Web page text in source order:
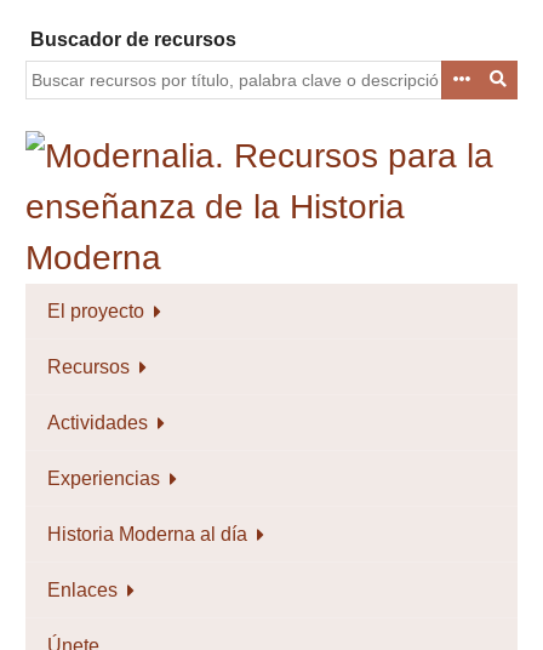
contenido
principal
Buscador de recursos
El proyecto
Recursos
Actividades
Experiencias
Historia Moderna al día
Enlaces
Únete